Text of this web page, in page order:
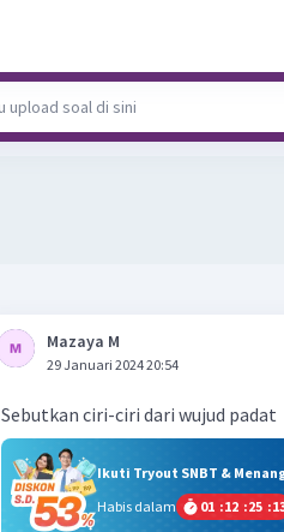
Mazaya M
29 Januari 2024 20:54
Sebutkan ciri-ciri dari wujud padat
Ikuti Tryout SNBT &
Habis dalam
01 :12 :25 :